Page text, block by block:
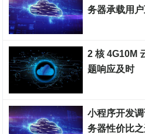
务器承载用
2 核 4G10M
题响应及时​
小程序开发
务器性价比